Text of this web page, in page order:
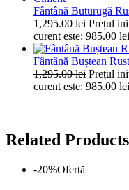
Fântână Buturugă
1,295.00lei Prețul
curent este: 985.00
Fântână Buștean
1,295.00lei Prețul
curent este: 985.00
Related Products
-20%Ofertă